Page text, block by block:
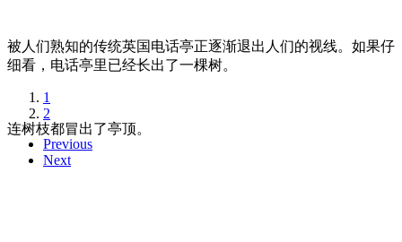
被人们熟知的传统英国电话亭正逐渐退出人们的视线。如果仔
细看，电话亭里已经长出了一棵树。
1
2
Previous
Next
连树枝都冒出了亭顶。